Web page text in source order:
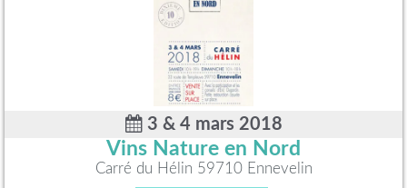
3 & 4 mars 2018
Vins Nature en Nord
Carré du Hélin 59710 Ennevelin